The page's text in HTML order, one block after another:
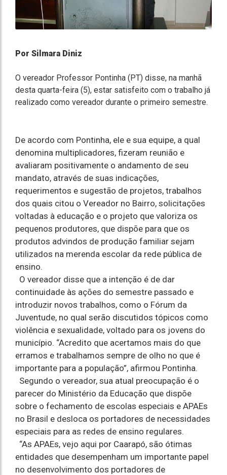
Por Silmara Diniz
O vereador Professor Pontinha (PT) disse, na manhã
desta quarta-feira (5), estar satisfeito com o trabalho já
realizado como vereador durante o primeiro semestre.
De acordo com Pontinha, ele e sua equipe, a qual
denomina multiplicadores, fizeram reunião e
avaliaram positivamente o andamento de seu
mandato, através de suas indicações,
requerimentos e sugestão de projetos, trabalhos
dos quais citou o Vereador no Bairro, solicitações
voltadas à educação e o projeto que valoriza os
pequenos produtores, que dispõe para que os
produtos advindos de produção familiar sejam
utilizados na merenda escolar da rede pública de
ensino.
O vereador disse que a intenção é de dar
continuidade às ações do semestre passado e
introduzir novos trabalhos, como o Fórum da
Juventude, no qual serão discutidos tópicos como
violência e sexualidade, voltado para os jovens do
município. “Acredito que acertamos mais do que
erramos e trabalhamos sempre de olho no que é
importante para a população”, afirmou Pontinha.
Segundo o vereador, sua atual preocupação é o
parecer do Ministério da Educação que dispõe
sobre o fechamento de escolas especiais e APAEs
no Brasil e desloca os portadores de necessidades
especiais para as redes de ensino regulares.
“As APAEs, vejo aqui por Caarapó, são ótimas
entidades que desempenham um importante papel
no desenvolvimento dos portadores de